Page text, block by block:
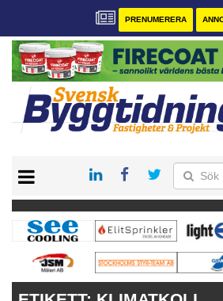
PRENUMERERA
PRENUMERERA
VÅRA ANDRA MAGASIN
ANNONSERA